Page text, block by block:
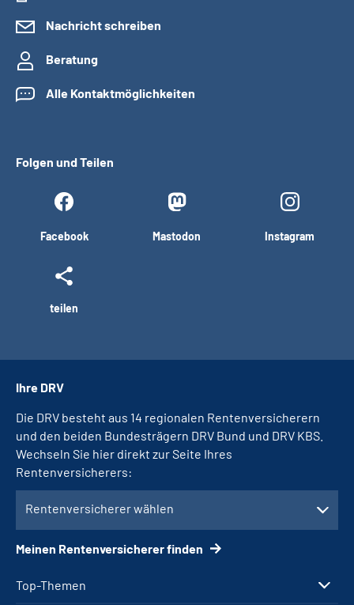
Nachricht schreiben
Beratung
Alle Kontaktmöglichkeiten
Folgen und Teilen
Facebook Mastodon Instagram
teilen
Top-Themen
Ihre DRV
Die DRV besteht aus 14 regionalen Rentenversicherern
und den beiden Bundesträgern DRV Bund und DRV KBS.
Wechseln Sie hier direkt zur Seite Ihres
Rentenversicherers:
Rentenversicherer wählen
Meinen Rentenversicherer finden